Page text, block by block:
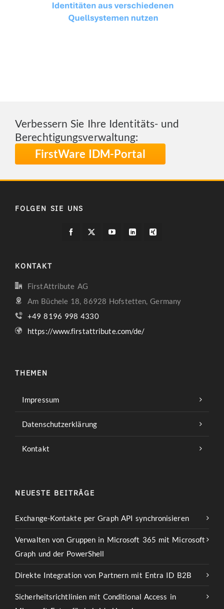
Verbessern Sie Ihre Identitäts- und
Berechtigungsverwaltung:
FirstWare IDM-Portal
FOLGEN SIE UNS
KONTAKT
FirstAttribute AG
Am Büchele 18, 86928 Hofstetten, Germany
+49 8196 998 4330
https://www.firstattribute.com/de/
THEMEN
Impressum
Datenschutzerklärung
Kontakt
NEUESTE BEITRÄGE
Exchange-Kontakte per Graph API synchronisieren
Verwalten von Gruppen in Microsoft 365 mit Microsoft
Graph und der PowerShell
Direkte Integration von Partnern mit Entra ID B2B
Sicherheitsrichtlinien mit Conditional Access in